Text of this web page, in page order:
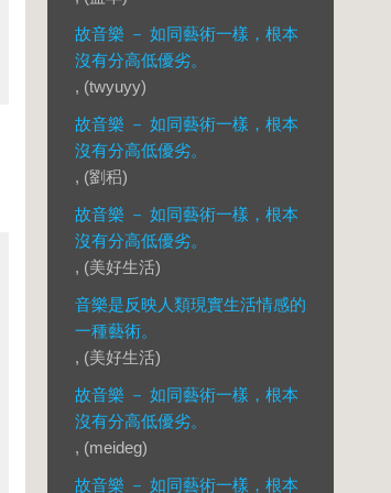
故音樂 － 如同藝術一樣，根本
沒有分高低優劣。
, (twyuyy)
故音樂 － 如同藝術一樣，根本
沒有分高低優劣。
, (劉稆)
故音樂 － 如同藝術一樣，根本
沒有分高低優劣。
, (美好生活)
音樂是反映人類現實生活情感的
一種藝術。
, (美好生活)
故音樂 － 如同藝術一樣，根本
沒有分高低優劣。
, (meideg)
故音樂 － 如同藝術一樣，根本